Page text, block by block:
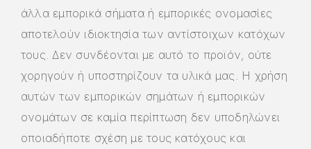
άλλα εμπορικά σήματα ή εμπορικές ονομασίες
αποτελούν ιδιοκτησία των αντίστοιχων κατόχων
τους. Δεν συνδέονται με αυτό το προϊόν, ούτε
χορηγούν ή υποστηρίζουν τα υλικά μας. Η χρήση
αυτών των εμπορικών σημάτων ή εμπορικών
ονομάτων σε καμία περίπτωση δεν υποδηλώνει
οποιαδήποτε σχέση με τους κατόχους και